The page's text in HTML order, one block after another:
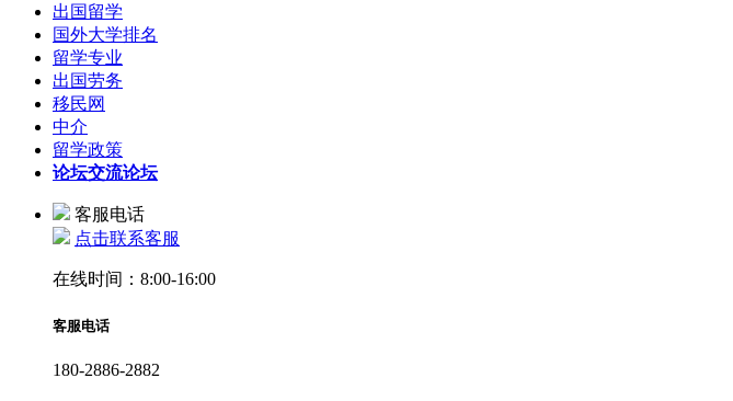
出国留学
国外大学排名
留学专业
出国劳务
移民网
中介
留学政策
论坛交流论坛
客服电话
点击联系客服
在线时间：8:00-16:00
客服电话
180-2886-2882